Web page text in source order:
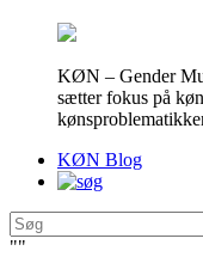
KØN – Gender
sætter fokus på
KØN Blog
""